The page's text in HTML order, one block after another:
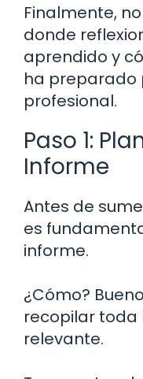
Finalmente,
donde
aprendido y
ha preparado
profesional.
Paso 1:
Informe
Antes de
es
informe.
¿Cómo?
recopilar toda
relevante.